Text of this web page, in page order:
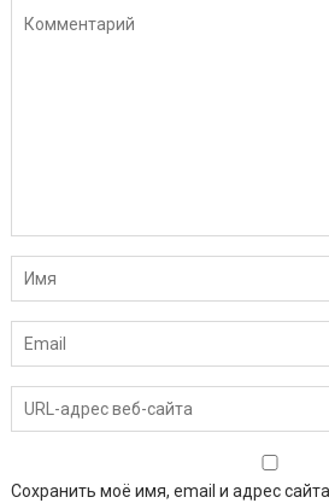
Сохранить моё имя, email и адрес